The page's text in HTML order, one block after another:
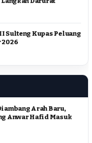
Sulteng Kupas Peluang
2026
Arah Baru,
Anwar Hafid Masuk